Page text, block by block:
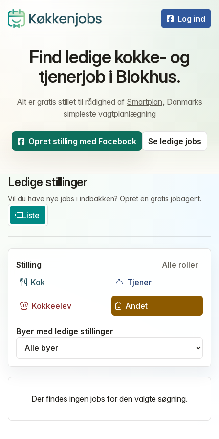
Log ind
Find ledige kokke- og
tjenerjob i Blokhus.
Alt er gratis stillet til rådighed af Smartplan, Danmarks
simpleste vagtplanlægning
Opret stilling med Facebook Se ledige jobs
Ledige stillinger
Vil du have nye jobs i indbakken? Opret en gratis jobagent.
Liste
Stilling
Alle roller
Kok
Tjener
Kokkeelev Andet
Byer med ledige stillinger
Vælg by
Der findes ingen jobs for den valgte søgning.